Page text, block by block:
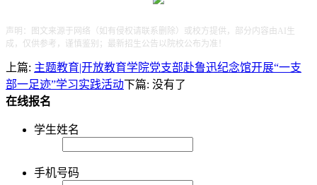
声明：图文来源于网络（如有侵权请联系删除）或校方提供，部分内容由AI生
成，仅供参考，谨慎鉴别；最新招生公告以院校公布为准！
上篇: 主题教育|开放教育学院党支部赴鲁迅纪念馆开展“一支
部一足迹”学习实践活动下篇: 没有了
在线报名
学生姓名
手机号码